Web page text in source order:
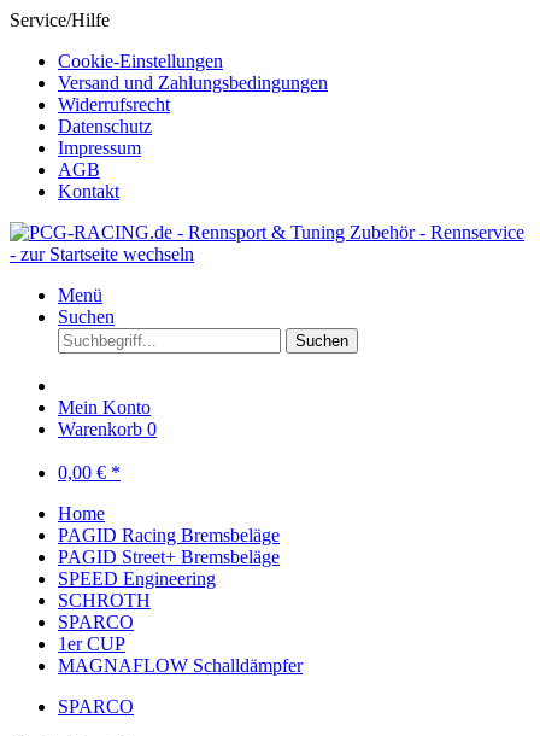
Service/Hilfe
Cookie-Einstellungen
Versand und Zahlungsbedingungen
Widerrufsrecht
Datenschutz
Impressum
AGB
Kontakt
Menü
Suchen
Suchen
Mein Konto
Warenkorb 0
0,00 € *
Home
PAGID Racing Bremsbeläge
PAGID Street+ Bremsbeläge
SPEED Engineering
SCHROTH
SPARCO
1er CUP
MAGNAFLOW Schalldämpfer
SPARCO